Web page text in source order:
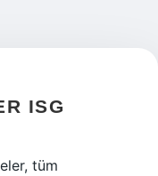
ISG
tüm